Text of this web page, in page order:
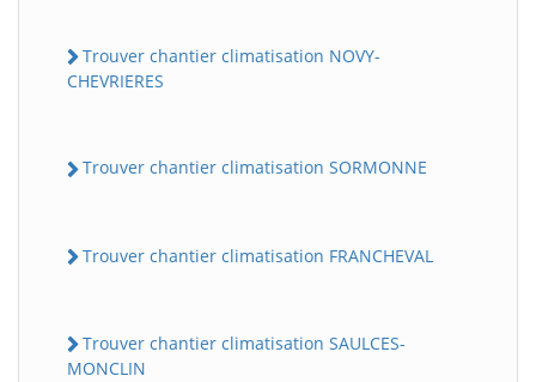
Trouver chantier climatisation NOVY-
CHEVRIERES
Trouver chantier climatisation SORMONNE
Trouver chantier climatisation FRANCHEVAL
Trouver chantier climatisation SAULCES-
MONCLIN